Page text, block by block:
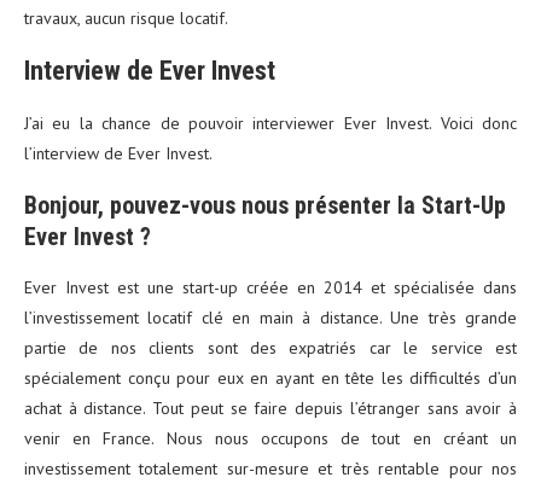
travaux, aucun risque locatif.
Interview de Ever Invest
J’ai eu la chance de pouvoir interviewer Ever Invest. Voici donc
l’interview de Ever Invest.
Bonjour, pouvez-vous nous présenter la Start-Up
Ever Invest ?
Ever Invest est une start-up créée en 2014 et spécialisée dans
l’investissement locatif clé en main à distance. Une très grande
partie de nos clients sont des expatriés car le service est
spécialement conçu pour eux en ayant en tête les difficultés d’un
achat à distance. Tout peut se faire depuis l’étranger sans avoir à
venir en France. Nous nous occupons de tout en créant un
investissement totalement sur-mesure et très rentable pour nos